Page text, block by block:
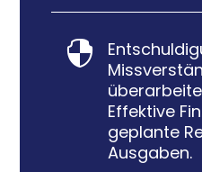

Effektive
geplante
Ausgaben.